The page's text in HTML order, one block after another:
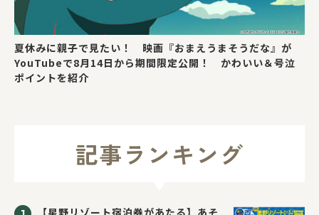
夏休みに親子で見たい！ 映画『おまえうまそうだな』が
YouTubeで8月14日から期間限定公開！ かわいい＆号泣
ポイントを紹介
記事ランキング